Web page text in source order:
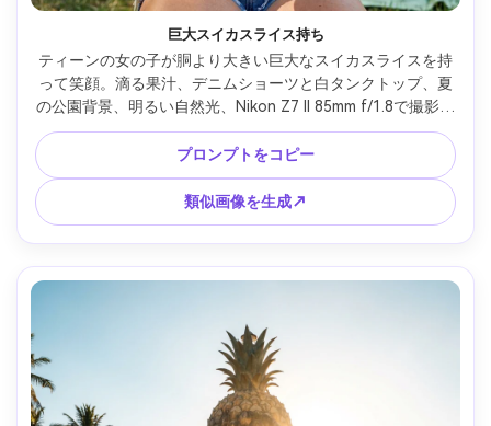
巨大スイカスライス持ち
ティーンの女の子が胴より大きい巨大なスイカスライスを持
って笑顔。滴る果汁、デニムショーツと白タンクトップ、夏
の公園背景、明るい自然光、Nikon Z7 II 85mm f/1.8で撮影、
半身ポートレート、柔らかなボケ、リアルな手と毛穴、高解
像度のライフスタイル写真 --ar 4:5
プロンプトをコピー
類似画像を生成↗